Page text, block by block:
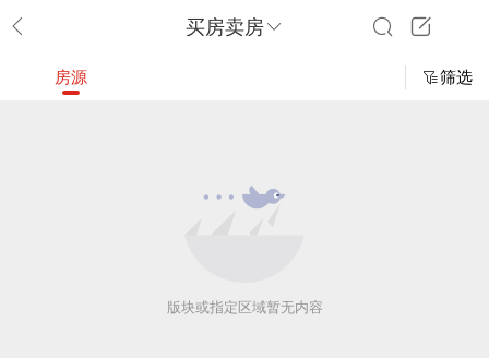
买房卖房
房源 筛选
版块或指定区域暂无内容